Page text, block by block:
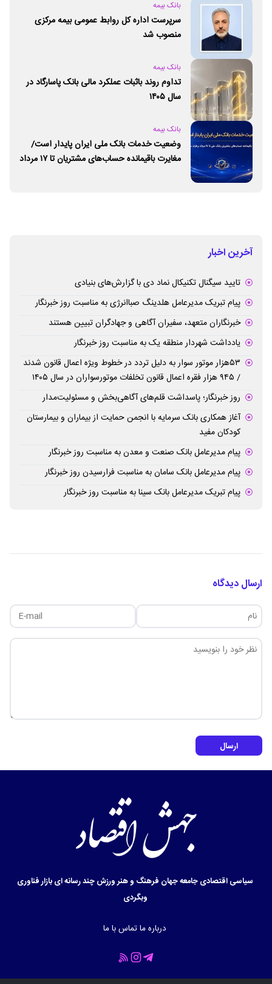
بانک بیمه
سرپرست اداره کل روابط عمومی بیمه مرکزی
منصوب شد
بانک بیمه
تداوم روند باثبات عملکرد مالی بانک پاسارگاد در
سال ۱۴۰۵
بانک بیمه
وضعیت خدمات بانک ملی ایران پایدار است/
مغایرت‌ باقیمانده حساب‌های مشتریان تا ۱۷ مرداد
آخرین اخبار
تایید سیگنال تکنیکال نماد دی با گزارش‌های بنیادی
پیام تبریک مدیرعامل هلدینگ صباانرژی به مناسبت روز خبرنگار
خبرنگاران متعهد، سفیران آگاهی و جهادگران تبیین هستند
یادداشت شهردار منطقه یک به مناسبت روز خبرنگار
۵۳هزار موتور سوار به دلیل تردد در خطوط ویژه اعمال قانون شدند
/ ۹۴۵ هزار فقره اعمال قانون تخلفات موتورسواران در سال ۱۴۰۵
روز خبرنگار؛ پاسداشت قلم‌های آگاهی‌بخش و مسئولیت‌مدار
آغاز همکاری بانک سرمایه با انجمن حمایت از بیماران و بیمارستان
کودکان مفید
پیام مدیرعامل بانک صنعت و معدن به مناسبت روز خبرنگار
پیام مدیرعامل بانک سامان به مناسبت فرارسیدن روز خبرنگار
پیام تبریک مدیرعامل بانک سینا به مناسبت روز خبرنگار
ارسال دیدگاه
ارسال
سیاسیاقتصادیجامعهجهان فرهنگ و هنرورزشچند رسانه ایبازارفناوری
وبگردی
درباره ماتماس با ما